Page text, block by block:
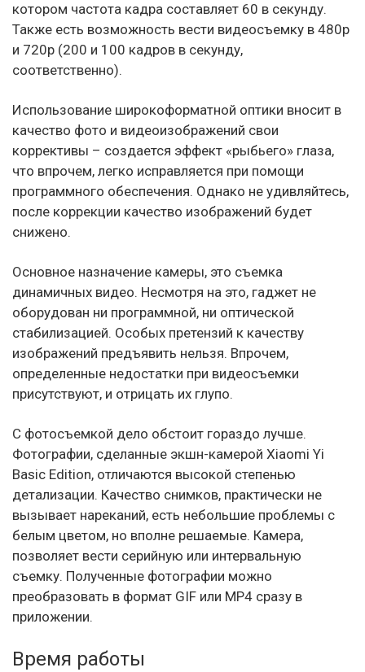
котором частота кадра составляет 60 в секунду.
Также есть возможность вести видеосъемку в 480р
и 720р (200 и 100 кадров в секунду,
соответственно).
Использование широкоформатной оптики вносит в
качество фото и видеоизображений свои
коррективы – создается эффект «рыбьего» глаза,
что впрочем, легко исправляется при помощи
программного обеспечения. Однако не удивляйтесь,
после коррекции качество изображений будет
снижено.
Основное назначение камеры, это съемка
динамичных видео. Несмотря на это, гаджет не
оборудован ни программной, ни оптической
стабилизацией. Особых претензий к качеству
изображений предъявить нельзя. Впрочем,
определенные недостатки при видеосъемки
присутствуют, и отрицать их глупо.
С фотосъемкой дело обстоит гораздо лучше.
Фотографии, сделанные экшн-камерой Xiaomi Yi
Basic Edition, отличаются высокой степенью
детализации. Качество снимков, практически не
вызывает нареканий, есть небольшие проблемы с
белым цветом, но вполне решаемые. Камера,
позволяет вести серийную или интервальную
съемку. Полученные фотографии можно
преобразовать в формат GIF или MP4 сразу в
приложении.
Время работы